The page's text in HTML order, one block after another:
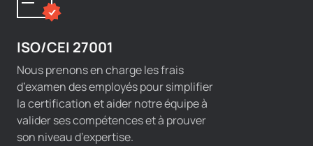
ISO/CEI 27001
Nous prenons en charge les frais
d’examen des employés pour simplifier
la certification et aider notre équipe à
valider ses compétences et à prouver
son niveau d’expertise.